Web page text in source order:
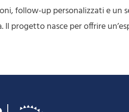
follow-up personalizzati e un
Il progetto nasce per offrire